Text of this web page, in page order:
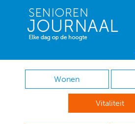
Wonen
Vitaliteit